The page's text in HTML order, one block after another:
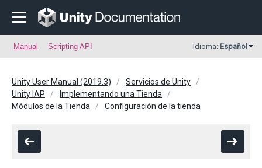
Manual Scripting API Idioma: Español
Unity User Manual (2019.3)
Servicios de Unity
Unity IAP
Implementando una Tienda
Módulos de la Tienda
Configuración de la tienda